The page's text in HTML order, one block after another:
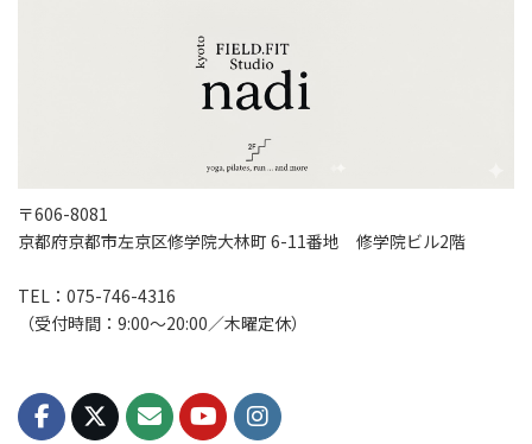
〒606-8081
京都府京都市左京区修学院大林町 6-11番地 修学院ビル2階
TEL：075-746-4316
（受付時間：9:00〜20:00／木曜定休）